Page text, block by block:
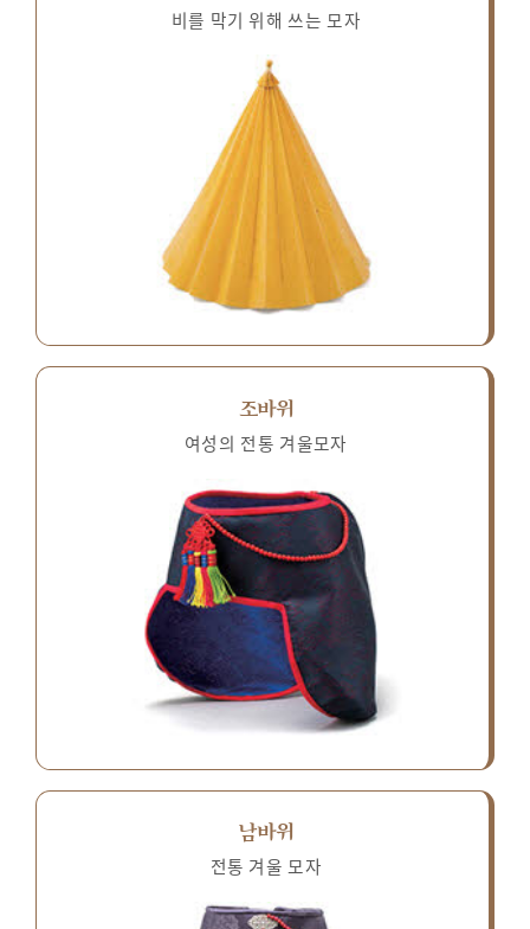
비를 막기 위해 쓰는 모자
조바위
여성의 전통 겨울모자
남바위
전통 겨울 모자